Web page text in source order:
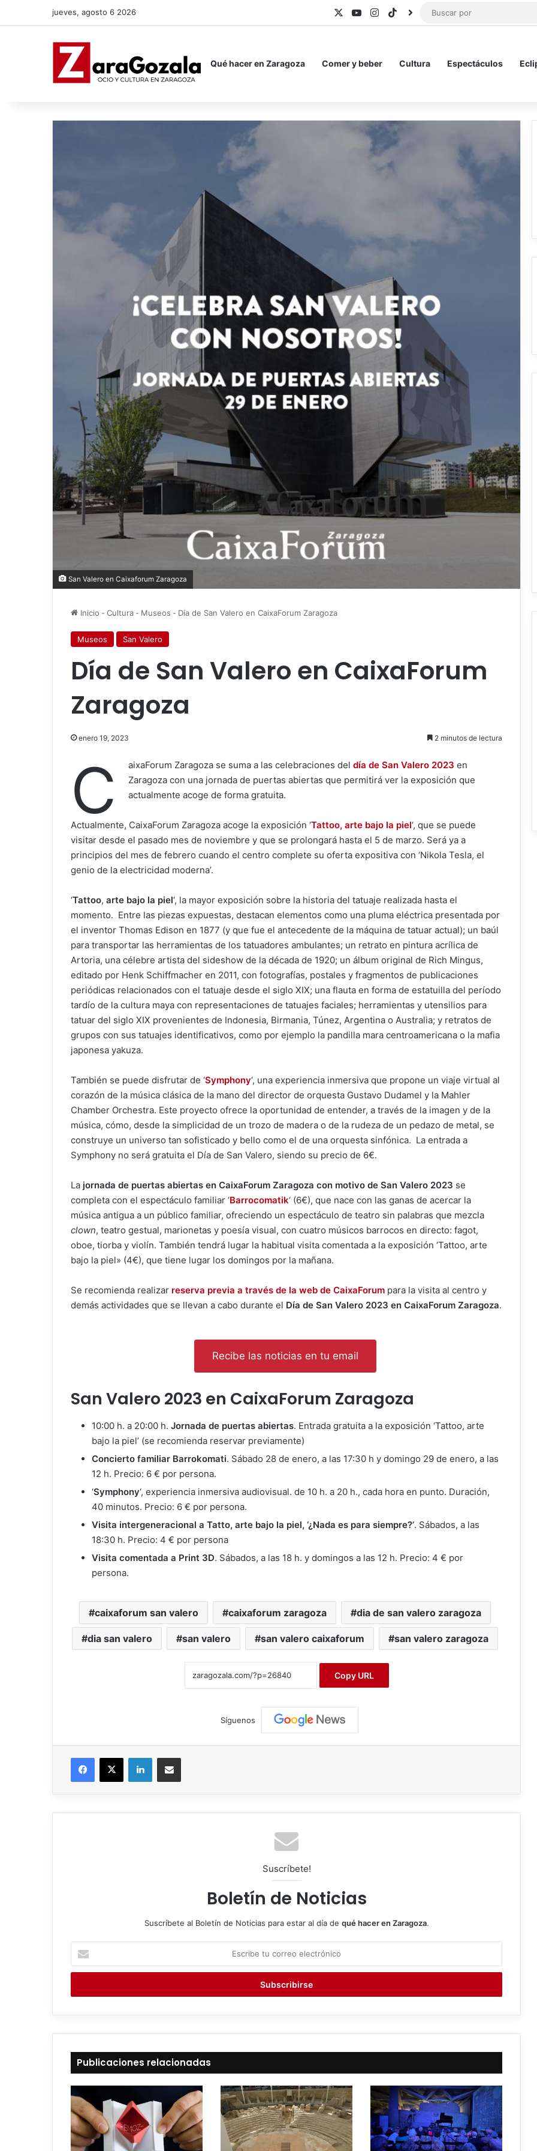
jueves, agosto 6 2026 YouTubeInstagram
TikTokBlueSky
Qué hacer en Zaragoza Comer y beber Cultura Espectáculos
San Valero en Caixaforum Zaragoza
Inicio - Cultura - Museos - Día de San Valero en CaixaForum Zaragoza
Museos San Valero
Día de San Valero en CaixaForum
Zaragoza
enero 19, 2023 2 minutos de lectura
C aixaForum Zaragoza se suma a las celebraciones del día de San Valero 2023 en
Zaragoza con una jornada de puertas abiertas que permitirá ver la exposición que
actualmente acoge de forma gratuita.
Actualmente, CaixaForum Zaragoza acoge la exposición ‘Tattoo, arte bajo la piel‘, que se puede
visitar desde el pasado mes de noviembre y que se prolongará hasta el 5 de marzo. Será ya a
principios del mes de febrero cuando el centro complete su oferta expositiva con ‘Nikola Tesla, el
genio de la electricidad moderna’.
‘Tattoo, arte bajo la piel‘, la mayor exposición sobre la historia del tatuaje realizada hasta el
momento. Entre las piezas expuestas, destacan elementos como una pluma eléctrica presentada por
el inventor Thomas Edison en 1877 (y que fue el antecedente de la máquina de tatuar actual); un baúl
para transportar las herramientas de los tatuadores ambulantes; un retrato en pintura acrílica de
Artoria, una célebre artista del sideshow de la década de 1920; un álbum original de Rich Mingus,
editado por Henk Schiffmacher en 2011, con fotografías, postales y fragmentos de publicaciones
periódicas relacionados con el tatuaje desde el siglo XIX; una flauta en forma de estatuilla del período
tardío de la cultura maya con representaciones de tatuajes faciales; herramientas y utensilios para
tatuar del siglo XIX provenientes de Indonesia, Birmania, Túnez, Argentina o Australia; y retratos de
grupos con sus tatuajes identificativos, como por ejemplo la pandilla mara centroamericana o la mafia
japonesa yakuza.
También se puede disfrutar de ‘Symphony‘, una experiencia inmersiva que propone un viaje virtual al
corazón de la música clásica de la mano del director de orquesta Gustavo Dudamel y la Mahler
Chamber Orchestra. Este proyecto ofrece la oportunidad de entender, a través de la imagen y de la
música, cómo, desde la simplicidad de un trozo de madera o de la rudeza de un pedazo de metal, se
construye un universo tan sofisticado y bello como el de una orquesta sinfónica. La entrada a
Symphony no será gratuita el Día de San Valero, siendo su precio de 6€.
La jornada de puertas abiertas en CaixaForum Zaragoza con motivo de San Valero 2023 se
completa con el espectáculo familiar ‘Barrocomatik‘ (6€), que nace con las ganas de acercar la
música antigua a un público familiar, ofreciendo un espectáculo de teatro sin palabras que mezcla
clown, teatro gestual, marionetas y poesía visual, con cuatro músicos barrocos en directo: fagot,
oboe, tiorba y violín. También tendrá lugar la habitual visita comentada a la exposición ‘Tattoo, arte
bajo la piel» (4€), que tiene lugar los domingos por la mañana.
Se recomienda realizar reserva previa a través de la web de CaixaForum para la visita al centro y
demás actividades que se llevan a cabo durante el Día de San Valero 2023 en CaixaForum Zaragoza.
Recibe las noticias en tu email
San Valero 2023 en CaixaForum Zaragoza
10:00 h. a 20:00 h. Jornada de puertas abiertas. Entrada gratuita a la exposición ‘Tattoo, arte
bajo la piel’ (se recomienda reservar previamente)
Concierto familiar Barrokomati. Sábado 28 de enero, a las 17:30 h y domingo 29 de enero, a las
12 h. Precio: 6 € por persona.
‘Symphony‘, experiencia inmersiva audiovisual. de 10 h. a 20 h., cada hora en punto. Duración,
40 minutos. Precio: 6 € por persona.
Visita intergeneracional a Tatto, arte bajo la piel, ‘¿Nada es para siempre?’. Sábados, a las
18:30 h. Precio: 4 € por persona
Visita comentada a Print 3D. Sábados, a las 18 h. y domingos a las 12 h. Precio: 4 € por
persona.
caixaforum san valero caixaforum zaragoza dia de san valero zaragoza
dia san valero san valero san valero caixaforum san valero zaragoza
Copy URL
Síguenos
Suscríbete!
Boletín de Noticias
Suscríbete al Boletín de Noticias para estar al día de qué hacer en Zaragoza.
c
i
t
o
r
r
e
o
e
l
Publicaciones relacionadas